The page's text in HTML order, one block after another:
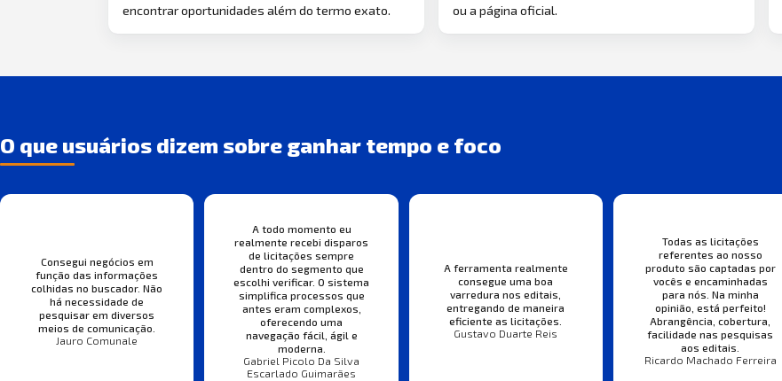
encontrar oportunidades além do termo exato.
ou a página oficial.
O que usuários dizem sobre ganhar tempo e foco
Consegui negócios em
função das informações
colhidas no buscador. Não
há necessidade de
pesquisar em diversos
meios de comunicação.
Jauro Comunale
A todo momento eu
realmente recebi disparos
de licitações sempre
dentro do segmento que
escolhi verificar. O sistema
simplifica processos que
antes eram complexos,
oferecendo uma
navegação fácil, ágil e
moderna.
Gabriel Picolo Da Silva
Escarlado Guimarães
A ferramenta realmente
consegue uma boa
varredura nos editais,
entregando de maneira
eficiente as licitações.
Gustavo Duarte Reis
Todas as licitações
referentes ao nosso
produto são captadas por
vocês e encaminhadas
para nós. Na minha
opinião, está perfeito!
Abrangência, cobertura,
facilidade nas pesquisas
aos editais.
Ricardo Machado Ferreira